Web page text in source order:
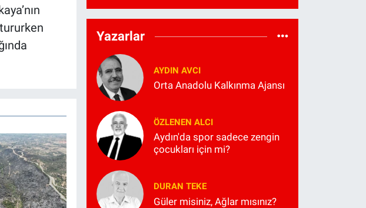
Yazarlar
AYDIN AVCI
Orta Anadolu Kalkınma Ajansı
ÖZLENEN ALCI
Aydın'da spor sadece zengin
çocukları için mi?
DURAN TEKE
Güler misiniz, Ağlar mısınız?